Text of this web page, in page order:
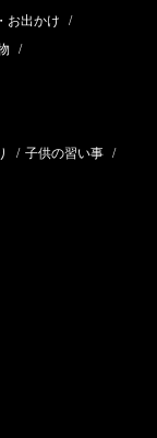
お出かけ /
/
/ 子供の習い事 /